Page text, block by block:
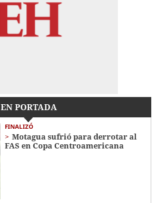
EN PORTADA
FINALIZÓ
Motagua sufrió para derrotar al
FAS en Copa Centroamericana